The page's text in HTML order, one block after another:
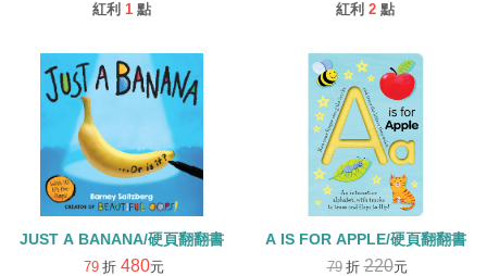
紅利 1 點
紅利 2 點
JUST A BANANA/硬頁翻翻書
79 折 480元
A IS FOR APPLE/硬頁翻翻書
79 折220元